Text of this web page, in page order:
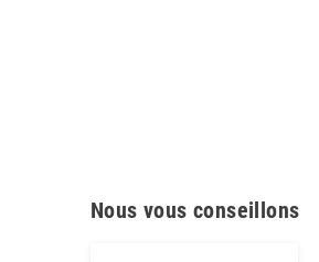
Nous vous conseillons